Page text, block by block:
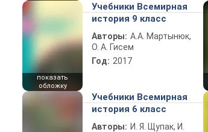
показать
обложку
Учебники Всемирная
история 9 класс
Авторы: А.А. Мартынюк,
О. А. Гисем
Год: 2017
Учебники Всемирная
история 6 класс
Авторы: И. Я. Щупак, И.